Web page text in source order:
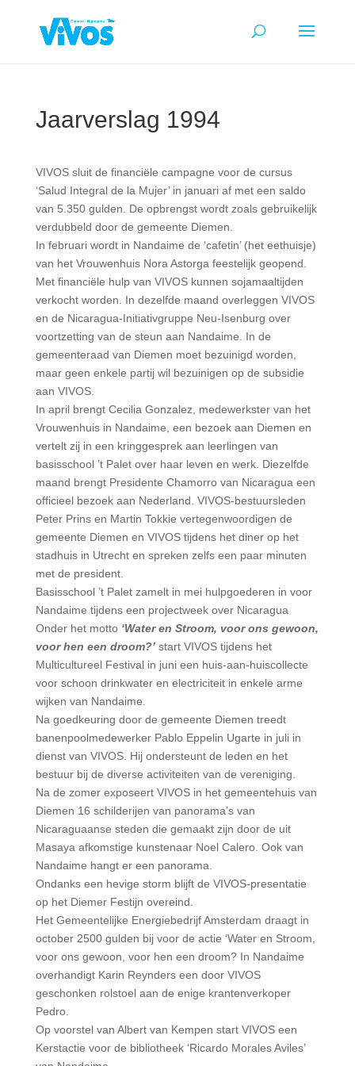
Jaarverslag 1994
VIVOS sluit de financiële campagne voor de cursus
‘Salud Integral de la Mujer’ in januari af met een saldo
van 5.350 gulden. De opbrengst wordt zoals gebruikelijk
verdubbeld door de gemeente Diemen.
In februari wordt in Nandaime de ‘cafetin’ (het eethuisje)
van het Vrouwenhuis Nora Astorga feestelijk geopend.
Met financiële hulp van VIVOS kunnen sojamaaltijden
verkocht worden. In dezelfde maand overleggen VIVOS
en de Nicaragua-Initiativgruppe Neu-Isenburg over
voortzetting van de steun aan Nandaime. In de
gemeenteraad van Diemen moet bezuinigd worden,
maar geen enkele partij wil bezuinigen op de subsidie
aan VIVOS.
In april brengt Cecilia Gonzalez, medewerkster van het
Vrouwenhuis in Nandaime, een bezoek aan Diemen en
vertelt zij in een kringgesprek aan leerlingen van
basisschool ’t Palet over haar leven en werk. Diezelfde
maand brengt Presidente Chamorro van Nicaragua een
officieel bezoek aan Nederland. VIVOS-bestuursleden
Peter Prins en Martin Tokkie vertegenwoordigen de
gemeente Diemen en VIVOS tijdens het diner op het
stadhuis in Utrecht en spreken zelfs een paar minuten
met de president.
Basisschool ’t Palet zamelt in mei hulpgoederen in voor
Nandaime tijdens een projectweek over Nicaragua
Onder het motto ‘Water en Stroom, voor ons gewoon,
voor hen een droom?’start VIVOS tijdens het
Multicultureel Festival in juni een huis-aan-huiscollecte
voor schoon drinkwater en electriciteit in enkele arme
wijken van Nandaime.
Na goedkeuring door de gemeente Diemen treedt
banenpoolmedewerker Pablo Eppelin Ugarte in juli in
dienst van VIVOS. Hij ondersteunt de leden en het
bestuur bij de diverse activiteiten van de vereniging.
Na de zomer exposeert VIVOS in het gemeentehuis van
Diemen 16 schilderijen van panorama’s van
Nicaraguaanse steden die gemaakt zijn door de uit
Masaya afkomstige kunstenaar Noel Calero. Ook van
Nandaime hangt er een panorama.
Ondanks een hevige storm blijft de VIVOS-presentatie
op het Diemer Festijn overeind.
Het Gemeentelijke Energiebedrijf Amsterdam draagt in
october 2500 gulden bij voor de actie ‘Water en Stroom,
voor ons gewoon, voor hen een droom? In Nandaime
overhandigt Karin Reynders een door VIVOS
geschonken rolstoel aan de enige krantenverkoper
Pedro.
Op voorstel van Albert van Kempen start VIVOS een
Kerstactie voor de bibliotheek ‘Ricardo Morales Aviles’